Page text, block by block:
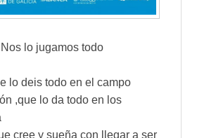
lo jugamos todo
lo deis todo en el campo
,que lo da todo en los
cree y sueña con llegar a ser